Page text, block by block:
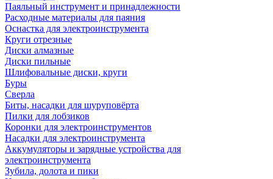
Паяльный инструмент и принадлежности
Расходные материалы для паяния
Оснастка для электроинструмента
Круги отрезные
Диски алмазные
Диски пильные
Шлифовальные диски, круги
Буры
Сверла
Биты, насадки для шуруповёрта
Пилки для лобзиков
Коронки для электроинструментов
Насадки для электроинструмента
Аккумуляторы и зарядные устройства для
электроинструмента
Зубила, долота и пики